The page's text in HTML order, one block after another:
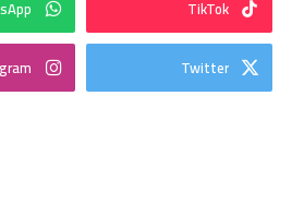
TikTok
Twitter